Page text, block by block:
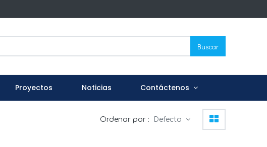
Buscar
Proyectos Noticias Contáctenos
Ordenar por : Defecto